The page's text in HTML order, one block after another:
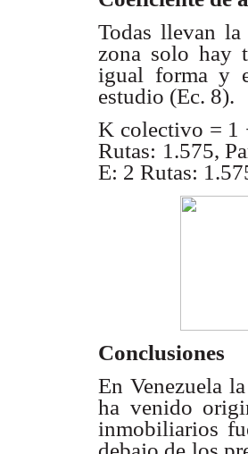
Todas llevan
zona solo hay
igual forma y
estudio (Ec. 8).
K colectivo = 1
Rutas: 1.575,
E: 2 Rutas:
Conclusiones
En Venezuela
ha venido
inmobiliarios